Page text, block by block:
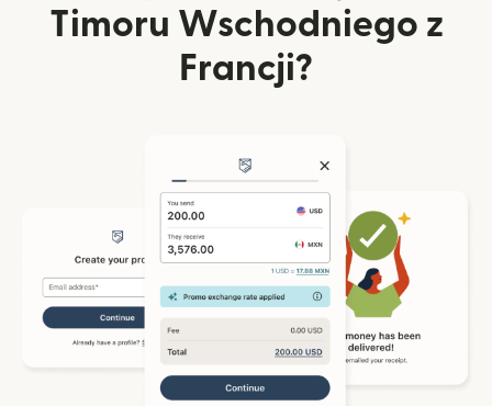
Timoru Wschodniego z
Francji?